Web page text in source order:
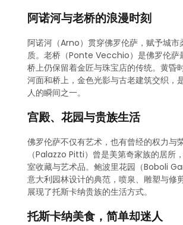
阿诺河与老桥的浪漫时刻
阿诺河（Arno）贯穿佛罗伦萨，赋予城市
质。老桥（Ponte Vecchio）是佛罗伦萨
桥上仍保留着金匠与珠宝店的传统。黄昏
河面和桥上，金色光影与古老建筑交织，
人的瞬间之一。
宫殿、花园与贵族生活
佛罗伦萨不仅有艺术，也有曾经的权力与
（Palazzo Pitti）曾是美第奇家族的居所
室收藏与艺术品。鲍波里花园（Boboli
意大利园林设计的典范，喷泉、雕塑与修
展现了托斯卡纳贵族的生活方式。
托斯卡纳美食，简单却迷人